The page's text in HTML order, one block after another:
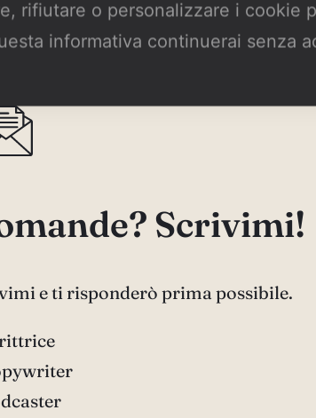
Scrivimi!
e ti risponderò prima possibile.
rifiutare o personalizzare i cookie
informativa continuerai senza